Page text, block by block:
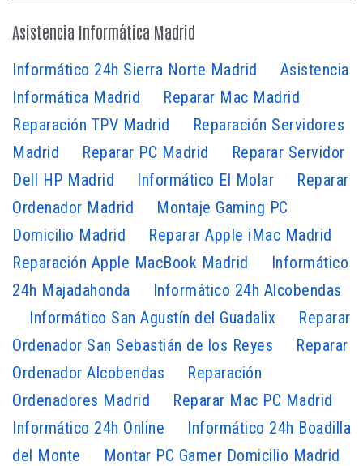
Asistencia Informática Madrid
Informático 24h Sierra Norte Madrid
Asistencia
Informática Madrid
Reparar Mac Madrid
Reparación TPV Madrid
Reparación Servidores
Madrid
Reparar PC Madrid
Reparar Servidor
Dell HP Madrid
Informático El Molar
Reparar
Ordenador Madrid
Montaje Gaming PC
Domicilio Madrid
Reparar Apple iMac Madrid
Reparación Apple MacBook Madrid
Informático
24h Majadahonda
Informático 24h Alcobendas
Informático San Agustín del Guadalix
Reparar
Ordenador San Sebastián de los Reyes
Reparar
Ordenador Alcobendas
Reparación
Ordenadores Madrid
Reparar Mac PC Madrid
Informático 24h Online
Informático 24h Boadilla
del Monte
Montar PC Gamer Domicilio Madrid